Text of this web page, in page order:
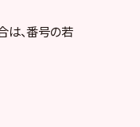
は、番号の若